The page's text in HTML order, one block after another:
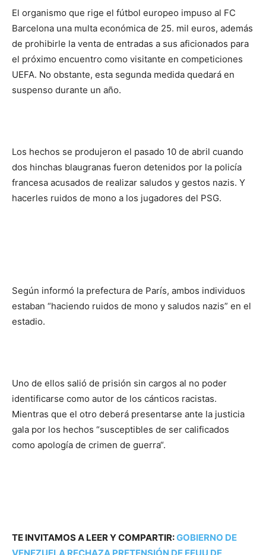
El organismo que rige el fútbol europeo impuso al FC
Barcelona una multa económica de 25. mil euros, además
de prohibirle la venta de entradas a sus aficionados para
el próximo encuentro como visitante en competiciones
UEFA. No obstante, esta segunda medida quedará en
suspenso durante un año.
Los hechos se produjeron el pasado 10 de abril cuando
dos hinchas blaugranas fueron detenidos por la policía
francesa acusados de realizar saludos y gestos nazis. Y
hacerles ruidos de mono a los jugadores del PSG.
Según informó la prefectura de París, ambos individuos
estaban “haciendo ruidos de mono y saludos nazis” en el
estadio.
Uno de ellos salió de prisión sin cargos al no poder
identificarse como autor de los cánticos racistas.
Mientras que el otro deberá presentarse ante la justicia
gala por los hechos “susceptibles de ser calificados
como apología de crimen de guerra“.
TE INVITAMOS A LEER Y COMPARTIR:GOBIERNO DE